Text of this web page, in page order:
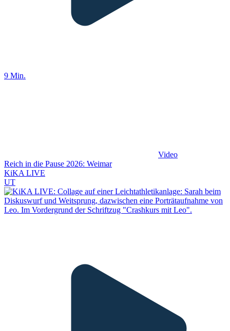
9 Min.
Video
Reich in die Pause 2026: Weimar
KiKA LIVE
UT